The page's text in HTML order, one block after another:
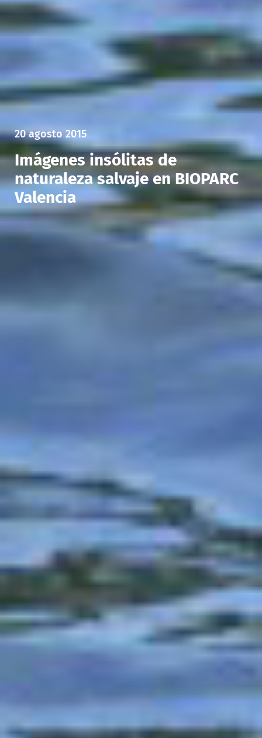
20 agosto 2015
Imágenes insólitas de
naturaleza salvaje en BIOPARC
Valencia